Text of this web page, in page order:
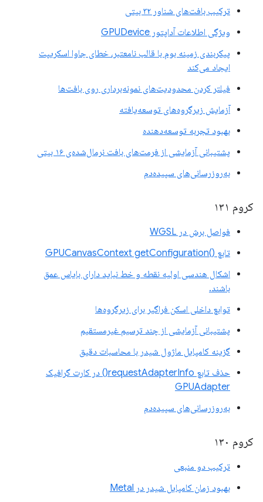
ترکیب بافت‌های شناور ۳۲ بیتی
ویژگی اطلاعات آداپتور GPUDevice
پیکربندی زمینه بوم با قالب نامعتبر، خطای جاوا اسکریپت
ایجاد می‌کند
فیلتر کردن محدودیت‌های نمونه‌برداری روی بافت‌ها
آزمایش زیرگروه‌های توسعه‌یافته
بهبود تجربه توسعه‌دهنده
پشتیبانی آزمایشی از فرمت‌های بافت نرمال‌شده‌ی ۱۶ بیتی
به‌روزرسانی‌های سپیده‌دم
کروم ۱۳۱
فواصل برش در WGSL
تابع ()GPUCanvasContext getConfiguration
اشکال هندسی اولیه نقطه و خط نباید دارای بایاس عمق
باشند.
توابع داخلی اسکن فراگیر برای زیرگروه‌ها
پشتیبانی آزمایشی از چند ترسیم غیرمستقیم
گزینه کامپایل ماژول شیدر با محاسبات دقیق
حذف تابع requestAdapterInfo() در کارت گرافیک
GPUAdapter
به‌روزرسانی‌های سپیده‌دم
کروم ۱۳۰
ترکیب دو منبعی
بهبود زمان کامپایل شیدر در Metal